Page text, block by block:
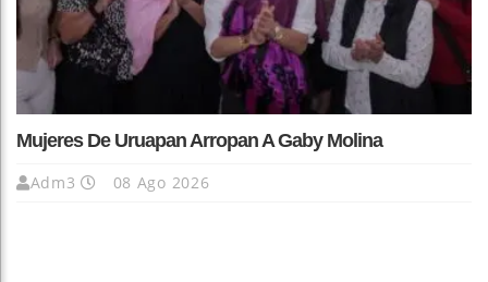
Mujeres De Uruapan Arropan A Gaby Molina
Adm3 08 Ago 2026